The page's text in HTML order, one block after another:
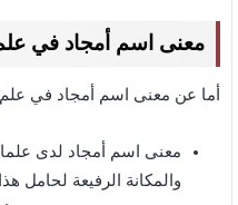
معنى اسم أمجاد في
أما عن معنى اسم أمجاد في
معنى اسم أمجاد لدى
والمكانة الرفيعة لحامل